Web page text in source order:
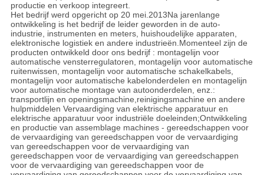
productie en verkoop integreert.
Het bedrijf werd opgericht op 20 mei.2013Na jarenlange
ontwikkeling is het bedrijf de leider geworden in de auto-
industrie, instrumenten en meters, huishoudelijke apparaten,
elektronische logistiek en andere industrieën.Momenteel zijn de
producten ontwikkeld door ons bedrijf : montagelijn voor
automatische vensterregulatoren, montagelijn voor automatische
ruitenwissen, montagelijn voor automatische schakelkabels,
montagelijn voor automatische kabelonderdelen en montagelijn
voor automatische montage van autoonderdelen, enz.:
transportlijn en openingsmachine,reinigingsmachine en andere
hulpmiddelen Vervaardiging van elektrische apparatuur en
elektrische apparatuur voor industriële doeleinden;Ontwikkeling
en productie van assemblage machines - gereedschappen voor
de vervaardiging van gereedschappen voor de vervaardiging
van gereedschappen voor de vervaardiging van
gereedschappen voor de vervaardiging van gereedschappen
voor de vervaardiging van gereedschappen voor de